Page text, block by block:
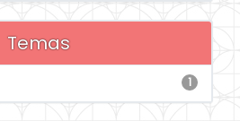
Temas
1